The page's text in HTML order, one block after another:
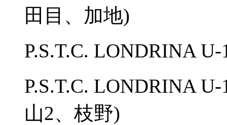
田目、加地)
P.S.T.C. LONDRINA
P.S.T.C. LONDRINA
山2、枝野)